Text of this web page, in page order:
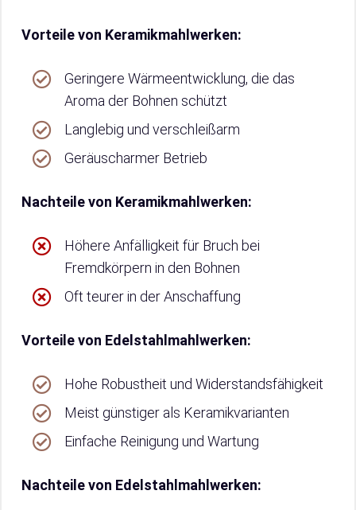
Vorteile von Keramikmahlwerken:
Geringere Wärmeentwicklung, die das
Aroma der Bohnen schützt
Langlebig und verschleißarm
Geräuscharmer Betrieb
Nachteile von Keramikmahlwerken:
Höhere Anfälligkeit für Bruch bei
Fremdkörpern in den Bohnen
Oft teurer in der Anschaffung
Vorteile von Edelstahlmahlwerken:
Hohe Robustheit und Widerstandsfähigkeit
Meist günstiger als Keramikvarianten
Einfache Reinigung und Wartung
Nachteile von Edelstahlmahlwerken: